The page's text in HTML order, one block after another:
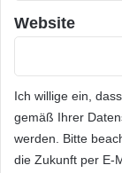
Website
Ich willige ein,
gemäß Ihrer
werden. Bitte
die Zukunft per E-